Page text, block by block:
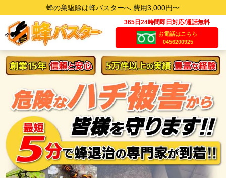
蜂の巣駆除は蜂バスターへ 費用3,000円〜
365日24時間即日対応/通話無料
お電話はこちら
0456200925